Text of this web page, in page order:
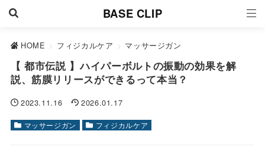
BASE CLIP
HOME > フィジカルケア > マッサージガン
【 都市伝説 】ハイパーボルトの振動の効果を解
説、筋膜リリースができるって本当？
2023.11.16 2026.01.17
マッサージガン フィジカルケア